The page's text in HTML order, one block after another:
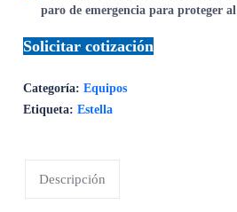
paro de emergencia para proteger
Solicitar cotización
Categoría:Equipos
Etiqueta:Estella
Descripción